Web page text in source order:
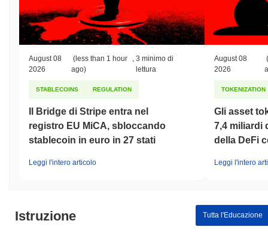
August 08
2026
(less than 1 hour
ago)
3 minimo di
lettura
STABLECOINS REGULATION
Il Bridge di Stripe entra nel
registro EU MiCA, sbloccando
stablecoin in euro in 27 stati
Leggi l'intero articolo
August 08
2026
TOKENIZATION
Gli asset
7,4 miliardi
della DeFi
Leggi l'intero
Istruzione Tutta l'Educazione